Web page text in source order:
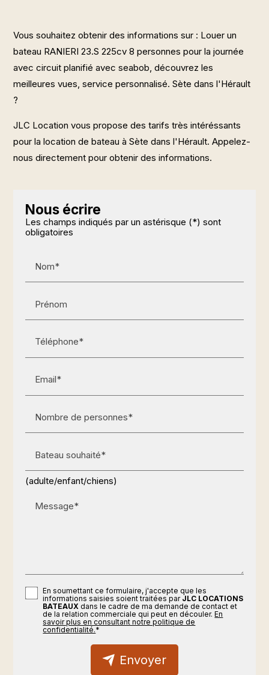
Vous souhaitez obtenir des informations sur : Louer un
bateau RANIERI 23.S 225cv 8 personnes pour la journée
avec circuit planifié avec seabob, découvrez les
meilleures vues, service personnalisé. Sète dans l'Hérault
?
JLC Location vous propose des tarifs très intéréssants
pour la location de bateau à Sète dans l'Hérault. Appelez-
nous directement pour obtenir des informations.
Nous écrire
Les champs indiqués par un astérisque (*) sont
obligatoires
Nom*
Prénom
Téléphone*
Email*
Nombre de personnes*
Bateau souhaité*
(adulte/enfant/chiens)
Message*
En soumettant ce formulaire, j'accepte que les
informations saisies soient traitées par JLC LOCATIONS
BATEAUX dans le cadre de ma demande de contact et
de la relation commerciale qui peut en découler.En
savoir plus en consultant notre politique de
confidentialité.*
Envoyer